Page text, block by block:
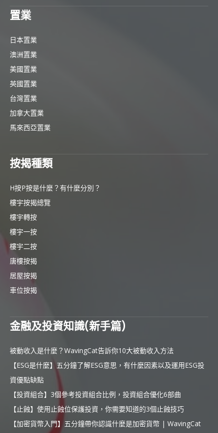
置業
日本置業
澳洲置業
美國置業
英國置業
台灣置業
加拿大置業
馬來西亞置業
按揭種類
H按P按是什麼？有什麼分別？
樓宇按揭總覽
樓宇轉按
樓宇一按
樓宇二按
唐樓按揭
居屋按揭
車位按揭
金融及投資知識(新手篇)
被動收入是什麼？WavingCat告訴你10大被動收入方法
【ESG是什麼】五分鐘了解ESG意思，有什麼因素以及運用ESG投
資優點缺點
【投資組合】3個參考投資組合比例，投資組合優化6部曲
【止蝕】使用止蝕位保護投資，你需要知道的3個止蝕技巧
【加密貨幣入門】五分鐘帶你認識什麼是加密貨幣 | WavingCat